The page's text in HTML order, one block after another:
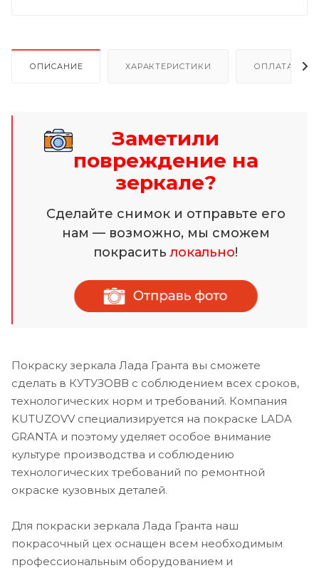
ОПИСАНИЕ ХАРАКТЕРИСТИКИ ОПЛАТА И
Заметили
повреждение на
зеркале?
Сделайте снимок и отправьте его
нам — возможно, мы сможем
покраситьлокально!
Покраску зеркала Лада Гранта вы сможете
сделать в КУТУЗОВВ с соблюдением всех сроков,
технологических норм и требований. Компания
KUTUZOVV специализируется на покраске LADA
GRANTA и поэтому уделяет особое внимание
культуре производства и соблюдению
технологических требований по ремонтной
окраске кузовных деталей.
Для покраски зеркала Лада Гранта наш
покрасочный цех оснащен всем необходимым
профессиональным оборудованием и